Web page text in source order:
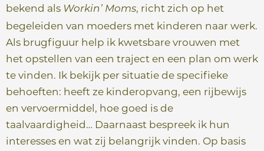
bekend als Workin’ Moms, richt zich op het
begeleiden van moeders met kinderen naar werk.
Als brugfiguur help ik kwetsbare vrouwen met
het opstellen van een traject en een plan om werk
te vinden. Ik bekijk per situatie de specifieke
behoeften: heeft ze kinderopvang, een rijbewijs
en vervoermiddel, hoe goed is de
taalvaardigheid… Daarnaast bespreek ik hun
interesses en wat zij belangrijk vinden. Op basis